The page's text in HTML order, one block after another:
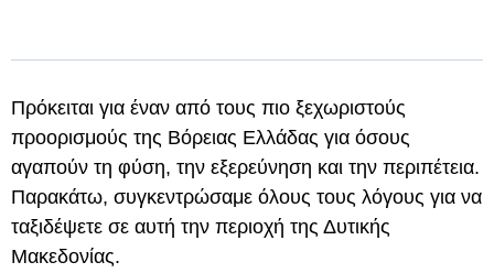
Πρόκειται για έναν από τους πιο ξεχωριστούς
προορισμούς της Βόρειας Ελλάδας για όσους
αγαπούν τη φύση, την εξερεύνηση και την περιπέτεια.
Παρακάτω, συγκεντρώσαμε όλους τους λόγους για να
ταξιδέψετε σε αυτή την περιοχή της Δυτικής
Μακεδονίας.